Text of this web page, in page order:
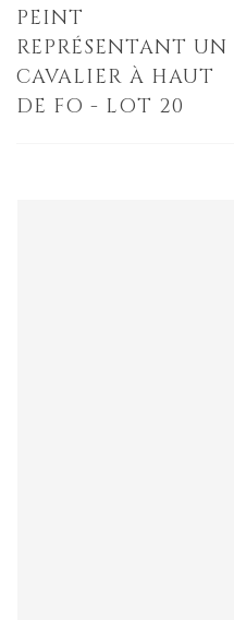
PEINT
REPRÉSENTANT UN
CAVALIER À HAUT
DE FO - LOT 20